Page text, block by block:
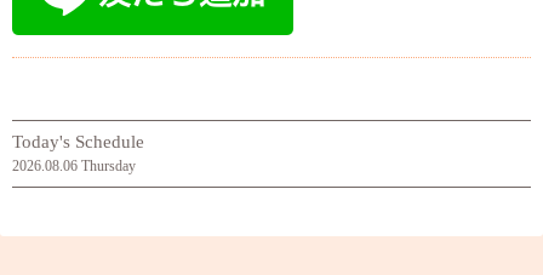
Today's Schedule
2026.08.06 Thursday